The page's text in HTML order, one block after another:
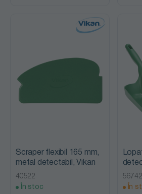
Scraper flexibil 165 mm,
metal detectabil, Vikan
40522
În stoc
56742
În